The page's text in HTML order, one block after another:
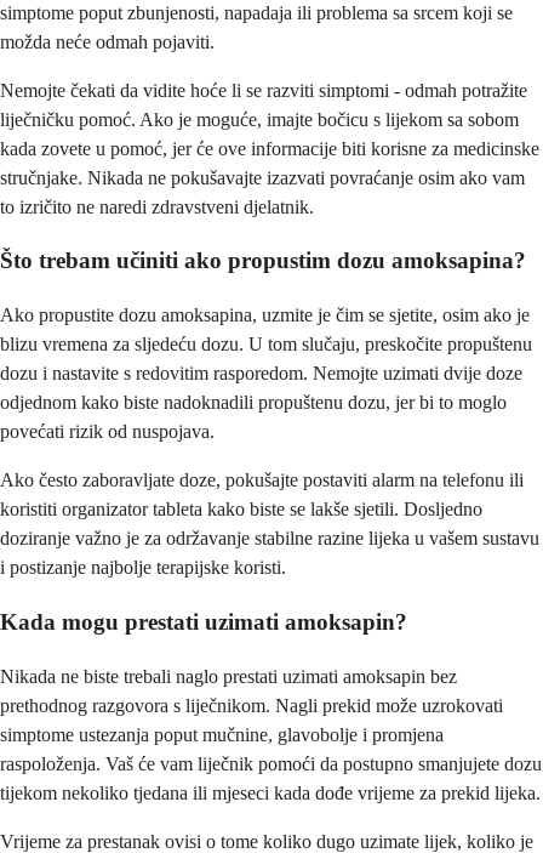
simptome poput zbunjenosti, napadaja ili problema sa srcem koji se
možda neće odmah pojaviti.
Nemojte čekati da vidite hoće li se razviti simptomi - odmah potražite
liječničku pomoć. Ako je moguće, imajte bočicu s lijekom sa sobom
kada zovete u pomoć, jer će ove informacije biti korisne za medicinske
stručnjake. Nikada ne pokušavajte izazvati povraćanje osim ako vam
to izričito ne naredi zdravstveni djelatnik.
Što trebam učiniti ako propustim dozu amoksapina?
Ako propustite dozu amoksapina, uzmite je čim se sjetite, osim ako je
blizu vremena za sljedeću dozu. U tom slučaju, preskočite propuštenu
dozu i nastavite s redovitim rasporedom. Nemojte uzimati dvije doze
odjednom kako biste nadoknadili propuštenu dozu, jer bi to moglo
povećati rizik od nuspojava.
Ako često zaboravljate doze, pokušajte postaviti alarm na telefonu ili
koristiti organizator tableta kako biste se lakše sjetili. Dosljedno
doziranje važno je za održavanje stabilne razine lijeka u vašem sustavu
i postizanje najbolje terapijske koristi.
Kada mogu prestati uzimati amoksapin?
Nikada ne biste trebali naglo prestati uzimati amoksapin bez
prethodnog razgovora s liječnikom. Nagli prekid može uzrokovati
simptome ustezanja poput mučnine, glavobolje i promjena
raspoloženja. Vaš će vam liječnik pomoći da postupno smanjujete dozu
tijekom nekoliko tjedana ili mjeseci kada dođe vrijeme za prekid lijeka.
Vrijeme za prestanak ovisi o tome koliko dugo uzimate lijek, koliko je